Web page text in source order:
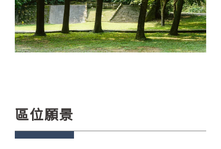
區位願景